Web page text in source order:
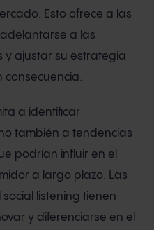
Esto ofrece a las
a las
y ajustar su estrategia
consecuencia.
a identificar
también a tendencias
podrían influir en el
a largo plazo. Las
listening tienen
y diferenciarse en el